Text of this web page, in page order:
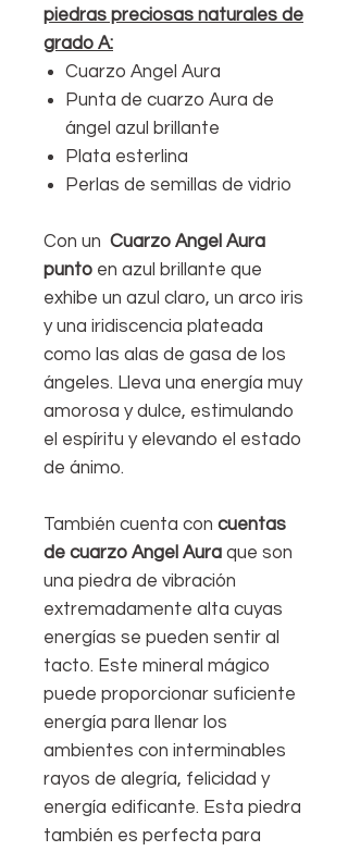
piedras preciosas naturales de
grado A:
Cuarzo Angel Aura
Punta de cuarzo Aura de
ángel azul brillante
Plata esterlina
Perlas de semillas de vidrio
Con un Cuarzo Angel Aura
punto en azul brillante que
exhibe un azul claro, un arco iris
y una iridiscencia plateada
como las alas de gasa de los
ángeles. Lleva una energía muy
amorosa y dulce, estimulando
el espíritu y elevando el estado
de ánimo.
También cuenta con cuentas
de cuarzo Angel Aura que son
una piedra de vibración
extremadamente alta cuyas
energías se pueden sentir al
tacto. Este mineral mágico
puede proporcionar suficiente
energía para llenar los
ambientes con interminables
rayos de alegría, felicidad y
energía edificante. Esta piedra
también es perfecta para